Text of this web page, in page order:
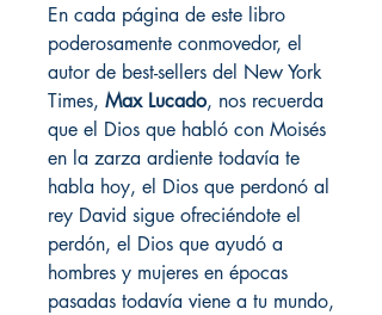
En cada página de este libro
poderosamente conmovedor, el
autor de best-sellers del New York
Times, Max Lucado, nos recuerda
que el Dios que habló con Moisés
en la zarza ardiente todavía te
habla hoy, el Dios que perdonó al
rey David sigue ofreciéndote el
perdón, el Dios que ayudó a
hombres y mujeres en épocas
pasadas todavía viene a tu mundo,